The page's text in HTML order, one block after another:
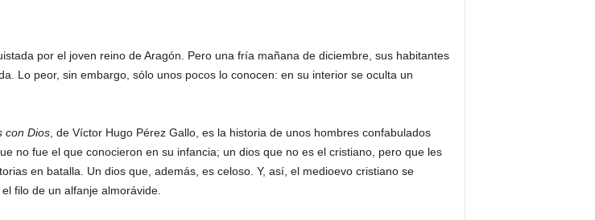
por el joven reino de Aragón. Pero una fría mañana de diciembre, sus habitantes
Lo peor, sin embargo, sólo unos pocos lo conocen: en su interior se oculta un
con Dios, de Víctor Hugo Pérez Gallo, es la historia de unos hombres confabulados
no fue el que conocieron en su infancia; un dios que no es el cristiano, pero que les
en batalla. Un dios que, además, es celoso. Y, así, el medioevo cristiano se
filo de un alfanje almorávide.